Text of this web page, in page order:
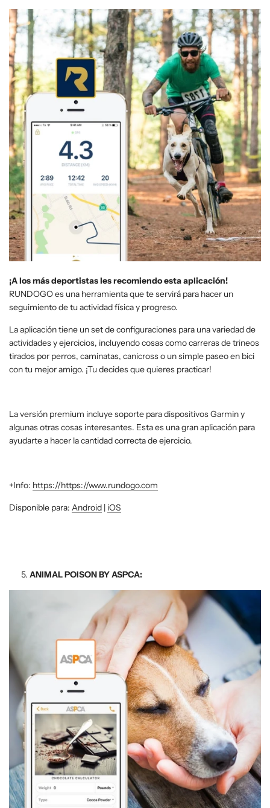
¡A los más deportistas les recomiendo esta aplicación!
RUNDOGO es una herramienta que te servirá para hacer un
seguimiento de tu actividad física y progreso.
La aplicación tiene un set de configuraciones para una variedad de
actividades y ejercicios, incluyendo cosas como carreras de trineos
tirados por perros, caminatas, canicross o un simple paseo en bici
con tu mejor amigo. ¡Tu decides que quieres practicar!
La versión premium incluye soporte para dispositivos Garmin y
algunas otras cosas interesantes. Esta es una gran aplicación para
ayudarte a hacer la cantidad correcta de ejercicio.
+Info: https://https://www.rundogo.com
Disponible para: Android | iOS
ANIMAL POISON BY ASPCA: